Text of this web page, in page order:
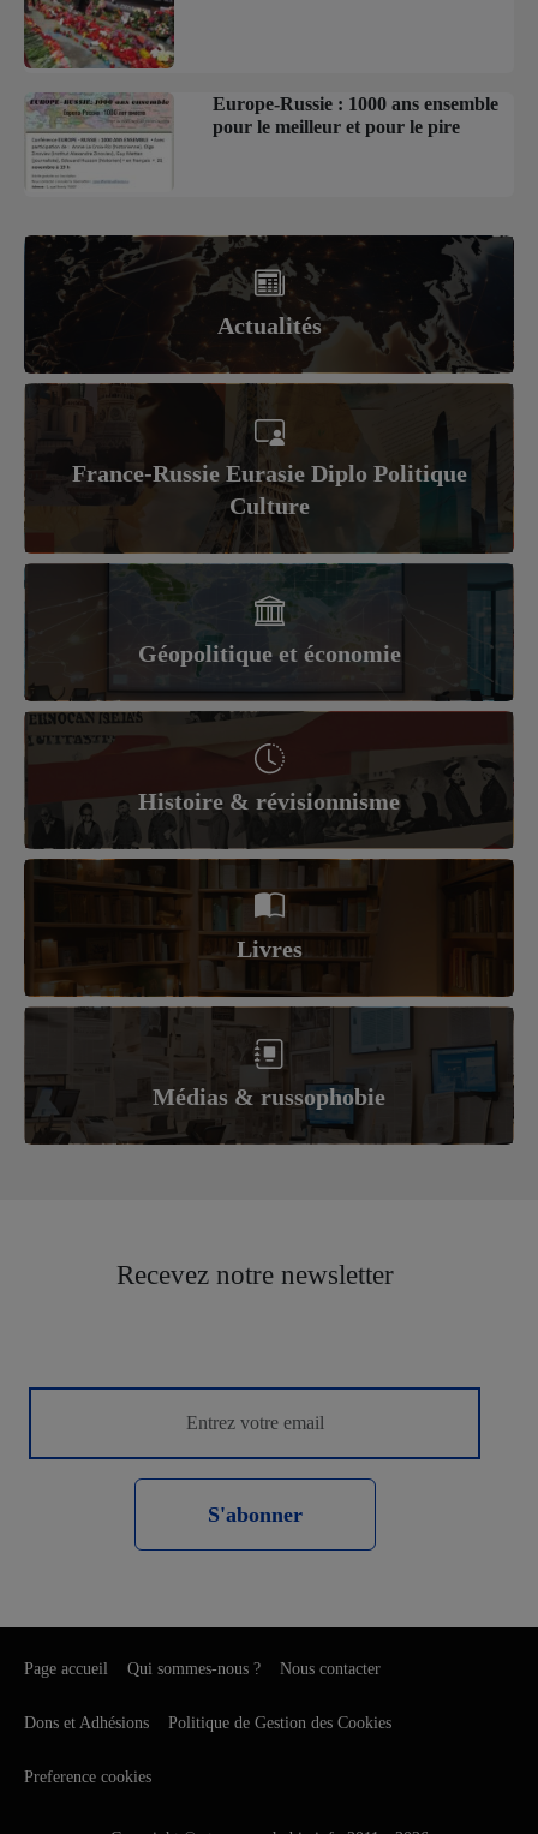
Europe-Russie : 1000 ans ensemble
pour le meilleur et pour le pire
Actualités
France-Russie Eurasie Diplo Politique
Culture
Géopolitique et économie
Histoire & révisionnisme
Livres
Médias & russophobie
Recevez notre newsletter
S'abonner
Page accueil Qui sommes-nous ? Nous contacter
Dons et Adhésions Politique de Gestion des Cookies
Preference cookies